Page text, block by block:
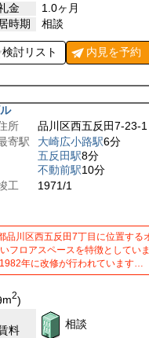
金
1.0ヶ月
時期
相談
検討リスト 内見を予約
所
品川区西五反田7-23-1
寄駅
大崎広小路駅6分
五反田駅8分
不動前駅10分
工
1971/1
品川区西五反田7丁目に位置する
フロアスペースを特徴としてい
年に改修が行われています…
m2)
料 相談